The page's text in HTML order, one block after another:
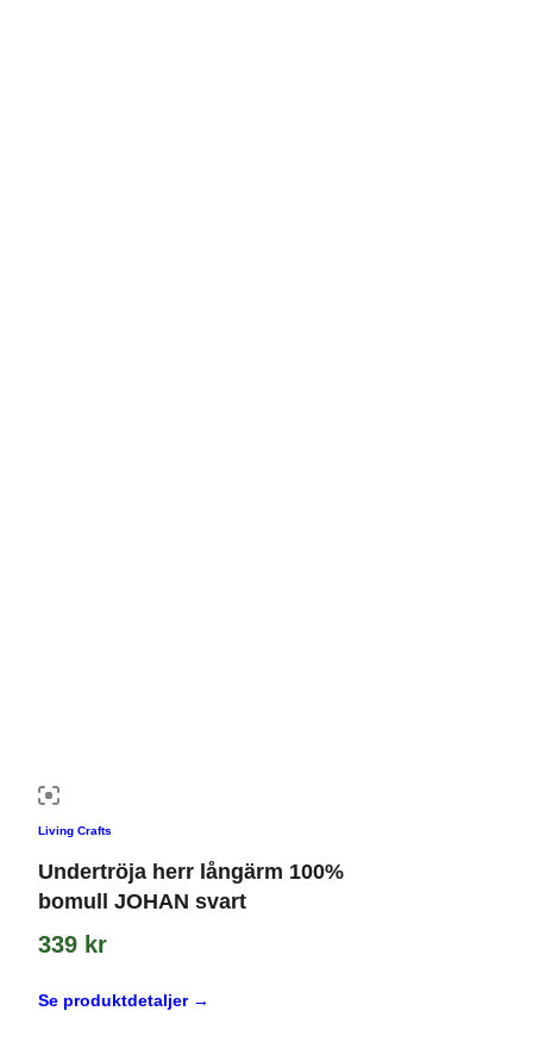
Living Crafts
Undertröja herr långärm 100%
bomull JOHAN svart
339 kr
Se produktdetaljer →